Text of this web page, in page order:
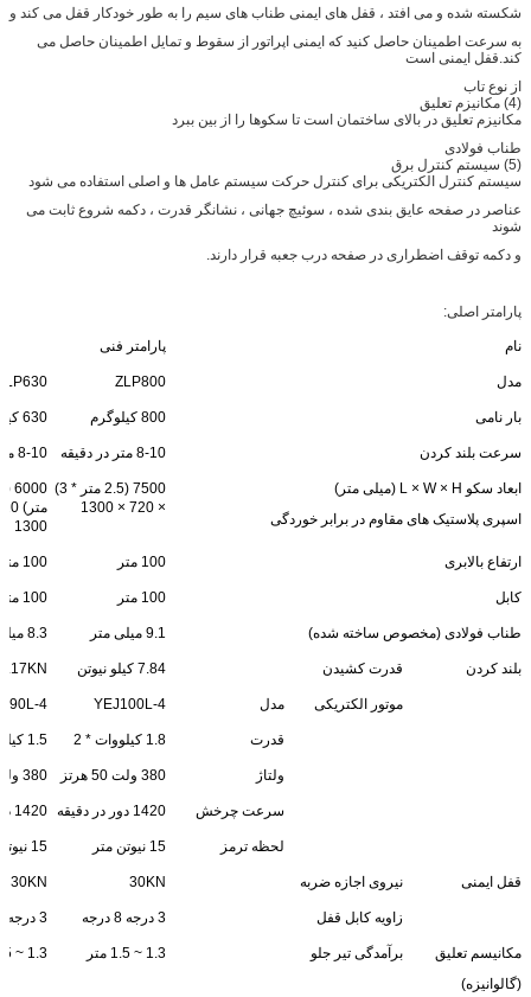
شکسته شده و می افتد ، قفل های ایمنی طناب های سیم را به طور خودکار قفل می کند و
به سرعت اطمینان حاصل کنید که ایمنی اپراتور از سقوط و تمایل اطمینان حاصل می
کند.قفل ایمنی است
از نوع تاب
(4) مکانیزم تعلیق
مکانیزم تعلیق در بالای ساختمان است تا سکوها را از بین ببرد
طناب فولادی
(5) سیستم کنترل برق
سیستم کنترل الکتریکی برای کنترل حرکت سیستم عامل ها و اصلی استفاده می شود
عناصر در صفحه عایق بندی شده ، سوئیچ جهانی ، نشانگر قدرت ، دکمه شروع ثابت می
شوند
و دکمه توقف اضطراری در صفحه درب جعبه قرار دارند.
پارامتر اصلی:
نام پارامتر فنی
مدل ZLP800
بار نامی 800 کیلوگرم 630 کیلوگرم
سرعت بلند کردن 8-10 متر در دقیقه 8-10 متر در دقیقه
ابعاد سکو L × W × H (میلی متر)
اسپری پلاستیک های مقاوم در برابر خوردگی
7500 (2.5 متر * 3)
× 720 × 1300
1300
ارتفاع بالابری 100 متر 100 متر
کابل 100 متر 100 متر
طناب فولادی (مخصوص ساخته شده) 9.1 میلی متر 8.3 میلی متر
بلند کردن قدرت کشیدن 7.84 کیلو نیوتن 6.17KN
موتور الکتریکی مدل YEJ100L-4
4
قدرت 1.8 کیلووات * 2 1.5 کیلو وات * 2
ولتاژ 380 ولت 50 هرتز 380 ولت 50 هرتز
سرعت چرخش 1420 دور در دقیقه 1420 دور در دقیقه
لحظه ترمز 15 نیوتن متر 15 نیوتن متر
قفل ایمنی نیروی اجازه ضربه 30KN
30KN
زاویه کابل قفل 3 درجه 8 درجه 3 درجه 8 درجه
مکانیسم تعلیق
(گالوانیزه)
برآمدگی تیر جلو 1.3 ~ 1.5 متر 1.3 ~ 1.5 متر